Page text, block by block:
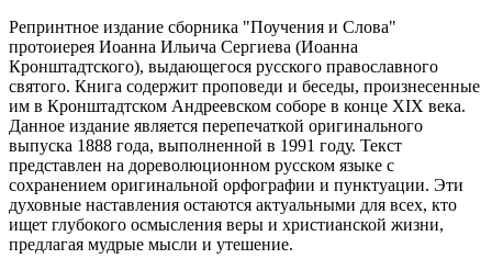
Репринтное издание сборника "Поучения и Слова"
протоиерея Иоанна Ильича Сергиева (Иоанна
Кронштадтского), выдающегося русского православного
святого. Книга содержит проповеди и беседы, произнесенные
им в Кронштадтском Андреевском соборе в конце XIX века.
Данное издание является перепечаткой оригинального
выпуска 1888 года, выполненной в 1991 году. Текст
представлен на дореволюционном русском языке с
сохранением оригинальной орфографии и пунктуации. Эти
духовные наставления остаются актуальными для всех, кто
ищет глубокого осмысления веры и христианской жизни,
предлагая мудрые мысли и утешение.